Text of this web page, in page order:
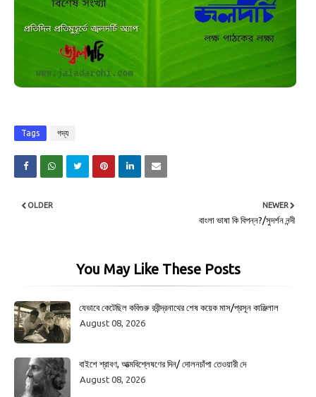
Tags গদ্য
NEWER
বাংলা ভাষা কি বিপন্ন?/সুদর্শন নন্দী
OLDER
You May Like These Posts
যেভাবে কেটেছিল কবিগুরু রবীন্দ্রনাথের শেষ কয়েক মাস/প্রসূন কাঞ্জিলাল
August 08, 2026
বাইশে শ্রাবণ, আত্মবিশ্লেষণের দিন/ দোলনচাঁপা তেওয়ারী দে
August 08, 2026